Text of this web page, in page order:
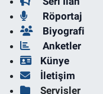
Röportaj
Biyografi
Anketler
Künye
İletişim
Servisler